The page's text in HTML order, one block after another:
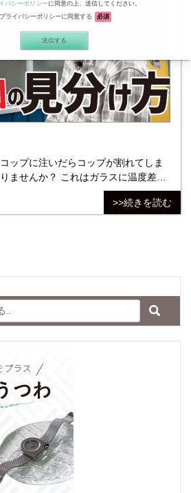
ップに注いだらコップが割れてしま
ませんか？ これはガラスに温度差が
割れ」という現象です。 窓ガラス
、ガラスパーテーションなどコップ
>>続きを読む
バシーポリシーに同意の上、送信してください。
プライバシーポリシーに同意する
必須